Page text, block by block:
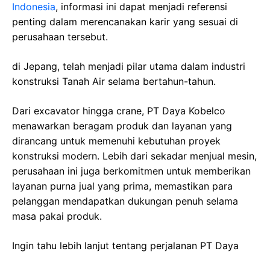
Indonesia, informasi ini dapat menjadi referensi
penting dalam merencanakan karir yang sesuai di
perusahaan tersebut.
di Jepang, telah menjadi pilar utama dalam industri
konstruksi Tanah Air selama bertahun-tahun.
Dari excavator hingga crane, PT Daya Kobelco
menawarkan beragam produk dan layanan yang
dirancang untuk memenuhi kebutuhan proyek
konstruksi modern. Lebih dari sekadar menjual mesin,
perusahaan ini juga berkomitmen untuk memberikan
layanan purna jual yang prima, memastikan para
pelanggan mendapatkan dukungan penuh selama
masa pakai produk.
Ingin tahu lebih lanjut tentang perjalanan PT Daya